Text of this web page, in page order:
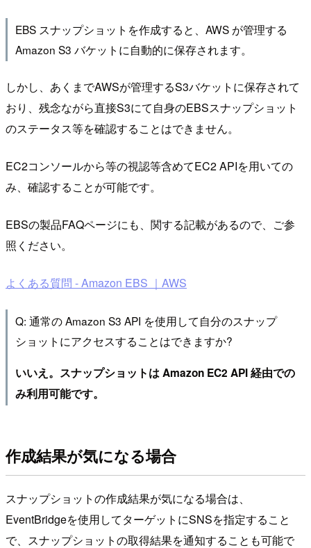
EBS スナップショットを作成すると、AWS が管理する
Amazon S3 バケットに自動的に保存されます。
しかし、あくまでAWSが管理するS3バケットに保存されて
おり、残念ながら直接S3にて自身のEBSスナップショット
のステータス等を確認することはできません。
EC2コンソールから等の視認等含めてEC2 APIを用いての
み、確認することが可能です。
EBSの製品FAQページにも、関する記載があるので、ご参
照ください。
よくある質問 - Amazon EBS ｜AWS
Q: 通常の Amazon S3 API を使用して自分のスナップ
ショットにアクセスすることはできますか?
いいえ。スナップショットは Amazon EC2 API 経由での
み利用可能です。
作成結果が気になる場合
スナップショットの作成結果が気になる場合は、
EventBridgeを使用してターゲットにSNSを指定すること
で、スナップショットの取得結果を通知することも可能で